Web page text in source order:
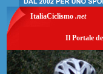
ItaliaCiclismo .net
Il Portale